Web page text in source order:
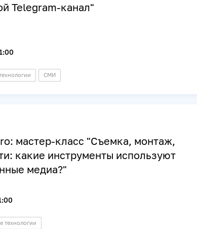
Telegram-канал"
СМИ
мастер-класс "Съемка, монтаж,
какие инструменты используют
медиа?"
технологии